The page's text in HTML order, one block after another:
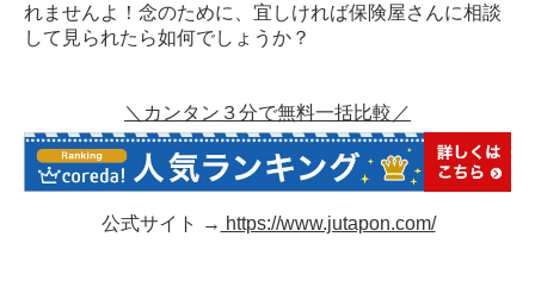
れませんよ！念のために、宜しければ保険屋さんに相談
して見られたら如何でしょうか？
＼カンタン３分で無料一括比較／
公式サイト → https://www.jutapon.com/